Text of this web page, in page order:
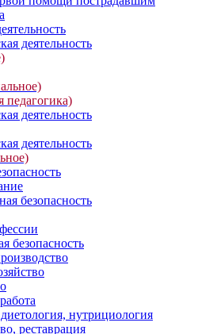
деятельность
педагогика)
деятельность
деятельность
безопасность
безопасность
нутрициология
реставрация